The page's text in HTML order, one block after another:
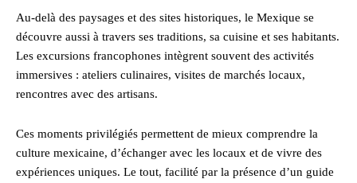
Au-delà des paysages et des sites historiques, le Mexique se
découvre aussi à travers ses traditions, sa cuisine et ses habitants.
Les excursions francophones intègrent souvent des activités
immersives : ateliers culinaires, visites de marchés locaux,
rencontres avec des artisans.
Ces moments privilégiés permettent de mieux comprendre la
culture mexicaine, d’échanger avec les locaux et de vivre des
expériences uniques. Le tout, facilité par la présence d’un guide